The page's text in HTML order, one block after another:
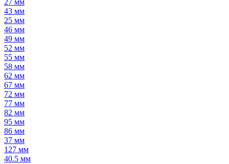
27 мм
43 мм
25 мм
46 мм
49 мм
52 мм
55 мм
58 мм
62 мм
67 мм
72 мм
77 мм
82 мм
95 мм
86 мм
37 мм
127 мм
40.5 мм